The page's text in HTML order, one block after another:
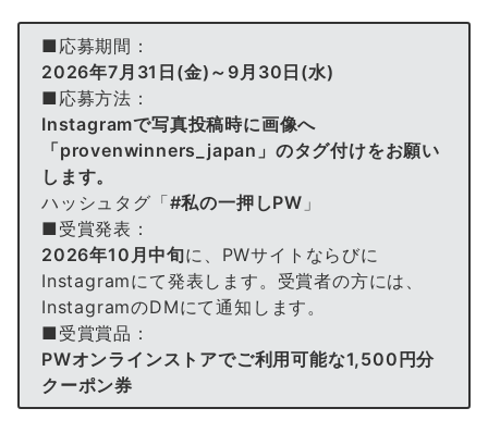
■応募期間：
2026年7月31日(金)～9月30日(水)
■応募方法：
Instagramで写真投稿時に画像へ
「provenwinners_japan」 のタグ付けをお願い
します。
ハッシュタグ「#私の一押しPW 」
■受賞発表：
2026年10月中旬に、PWサイトならびに
Instagramにて発表します。受賞者の方には、
InstagramのDMにて通知します。
■受賞賞品：
PWオンラインストアでご利用可能な1,500円分
クーポン券